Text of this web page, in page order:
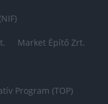
Market Építő Zrt.
Program (TOP)